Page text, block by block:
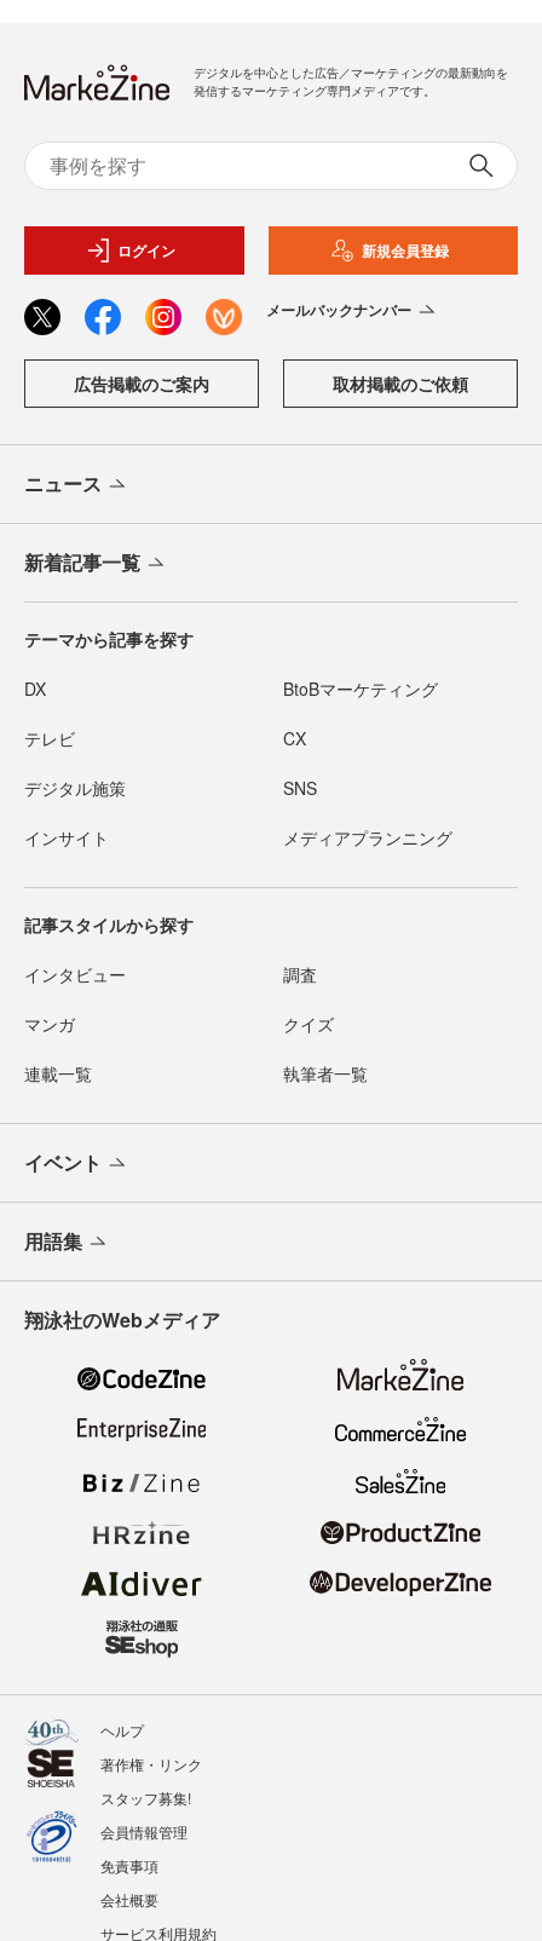
デジタルを中心とした広告／マーケティングの最新動向を
発信するマーケティング専門メディアです。
ログイン 新規会員登録
メールバックナンバー
広告掲載のご案内 取材掲載のご依頼
ニュース
新着記事一覧
テーマから記事を探す
DX BtoBマーケティング
テレビ CX
デジタル施策 SNS
インサイト メディアプランニング
記事スタイルから探す
インタビュー 調査
マンガ クイズ
連載一覧 執筆者一覧
イベント
用語集
翔泳社のWebメディア
ヘルプ
著作権・リンク
スタッフ募集!
会員情報管理
免責事項
会社概要
サービス利用規約